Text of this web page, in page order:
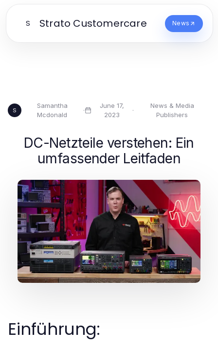
S Strato Customercare News
S
Samantha
Mcdonald
·
June 17,
2023
·
News & Media
Publishers
DC-Netzteile verstehen: Ein
umfassender Leitfaden
Einführung: